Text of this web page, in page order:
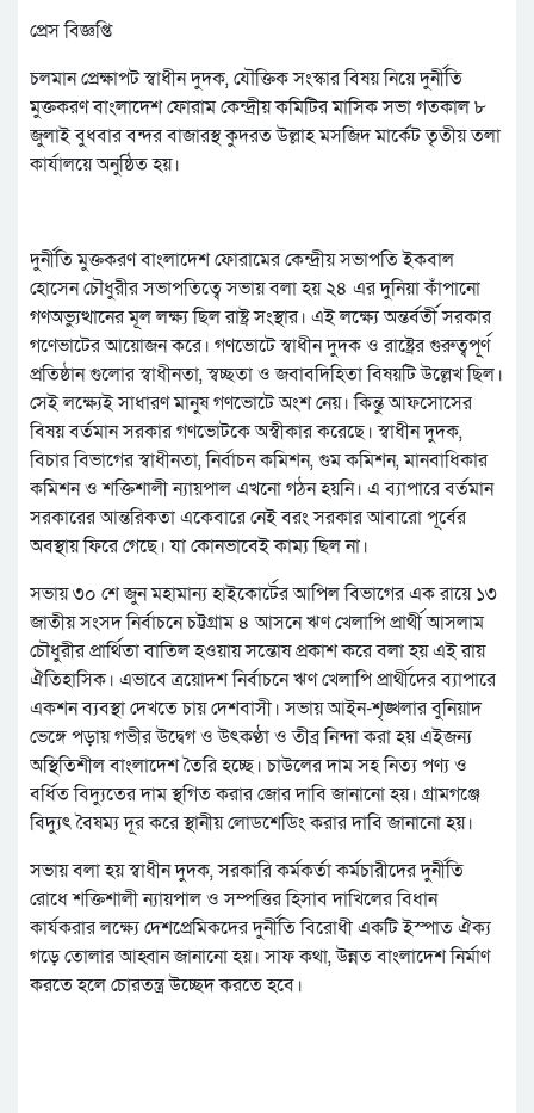
প্রেস বিজ্ঞপ্তি
চলমান প্রেক্ষাপট স্বাধীন দুদক, যৌক্তিক সংস্কার বিষয় নিয়ে দুর্নীতি
মুক্তকরণ বাংলাদেশ ফোরাম কেন্দ্রীয় কমিটির মাসিক সভা গতকাল ৮
জুলাই বুধবার বন্দর বাজারস্থ কুদরত উল্লাহ মসজিদ মার্কেট তৃতীয় তলা
কার্যালয়ে অনুষ্ঠিত হয়।
দুর্নীতি মুক্তকরণ বাংলাদেশ ফোরামের কেন্দ্রীয় সভাপতি ইকবাল
হোসেন চৌধুরীর সভাপতিত্বে সভায় বলা হয় ২৪ এর দুনিয়া কাঁপানো
গণঅভ্যুত্থানের মূল লক্ষ্য ছিল রাষ্ট্র সংস্থার। এই লক্ষ্যে অন্তর্বর্তী সরকার
গণেভাটের আয়োজন করে। গণভোটে স্বাধীন দুদক ও রাষ্ট্রের গুরুত্বপূর্ণ
প্রতিষ্ঠান গুলোর স্বাধীনতা, স্বচ্ছতা ও জবাবদিহিতা বিষয়টি উল্লেখ ছিল।
সেই লক্ষ্যেই সাধারণ মানুষ গণভোটে অংশ নেয়। কিন্তু আফসোসের
বিষয় বর্তমান সরকার গণভোটকে অস্বীকার করেছে। স্বাধীন দুদক,
বিচার বিভাগের স্বাধীনতা, নির্বাচন কমিশন, গুম কমিশন, মানবাধিকার
কমিশন ও শক্তিশালী ন্যায়পাল এখনো গঠন হয়নি। এ ব্যাপারে বর্তমান
সরকারের আন্তরিকতা একেবারে নেই বরং সরকার আবারো পূর্বের
অবস্থায় ফিরে গেছে। যা কোনভাবেই কাম্য ছিল না।
সভায় ৩০ শে জুন মহামান্য হাইকোর্টের আপিল বিভাগের এক রায়ে ১৩
জাতীয় সংসদ নির্বাচনে চট্টগ্রাম ৪ আসনে ঋণ খেলাপি প্রার্থী আসলাম
চৌধুরীর প্রার্থিতা বাতিল হওয়ায় সন্তোষ প্রকাশ করে বলা হয় এই রায়
ঐতিহাসিক। এভাবে ত্রয়োদশ নির্বাচনে ঋণ খেলাপি প্রার্থীদের ব্যাপারে
একশন ব্যবস্থা দেখতে চায় দেশবাসী। সভায় আইন-শৃঙ্খলার বুনিয়াদ
ভেঙ্গে পড়ায় গভীর উদ্বেগ ও উৎকণ্ঠা ও তীব্র নিন্দা করা হয় এইজন্য
অস্থিতিশীল বাংলাদেশ তৈরি হচ্ছে। চাউলের দাম সহ নিত্য পণ্য ও
বর্ধিত বিদ্যুতের দাম স্থগিত করার জোর দাবি জানানো হয়। গ্রামগঞ্জে
বিদ্যুৎ বৈষম্য দূর করে স্থানীয় লোডশেডিং করার দাবি জানানো হয়।
সভায় বলা হয় স্বাধীন দুদক, সরকারি কর্মকর্তা কর্মচারীদের দুর্নীতি
রোধে শক্তিশালী ন্যায়পাল ও সম্পত্তির হিসাব দাখিলের বিধান
কার্যকরার লক্ষ্যে দেশপ্রেমিকদের দুর্নীতি বিরোধী একটি ইস্পাত ঐক্য
গড়ে তোলার আহ্বান জানানো হয়। সাফ কথা, উন্নত বাংলাদেশ নির্মাণ
করতে হলে চোরতন্ত্র উচ্ছেদ করতে হবে।